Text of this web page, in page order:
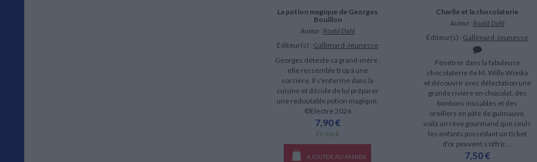
La potion magique de Georges
Bouillon
Auteur : Roald Dahl
Éditeur(s) : Gallimard-Jeunesse
Georges déteste sa grand-mère :
elle ressemble trop à une
sorcière. Il s'enferme dans la
cuisine et décide de lui préparer
une redoutable potion magique.
©Electre 2026
7,90 €
En stock
AJOUTER AU PANIER
Charlie et la chocolaterie
Auteur : Roald Dahl
Éditeur(s) : Gallimard-Jeunesse
Pénétrer dans la fabuleuse
chocolaterie de M. Willy Wonka
et découvrir avec délectation une
grande rivière en chocolat, des
bonbons inusables et des
oreillers en pâte de guimauve,
voilà un rêve gourmand que seuls
les enfants possédant un ticket
d'or peuvent s'offrir....
7,50 €